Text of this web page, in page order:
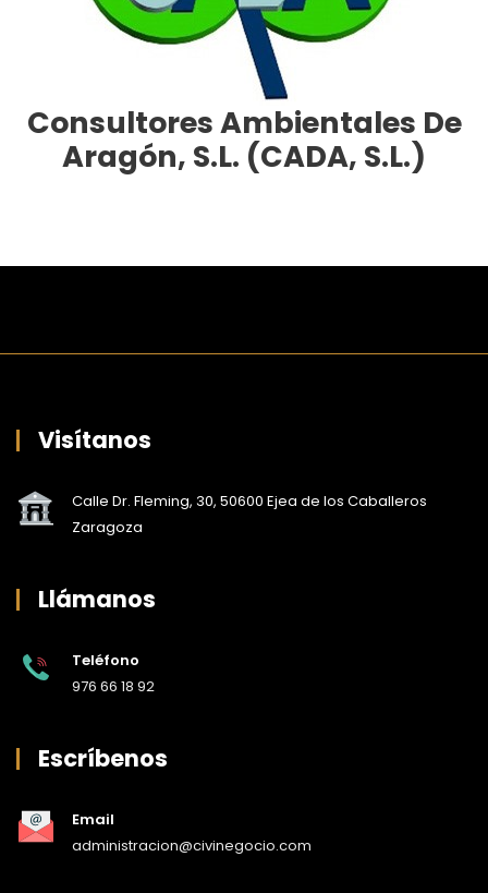
Consultores Ambientales De
Aragón, S.L. (CADA, S.L.)
Visítanos
Calle Dr. Fleming, 30, 50600 Ejea de los Caballeros
Zaragoza
Llámanos
Teléfono
976 66 18 92
Escríbenos
Email
administracion@civinegocio.com